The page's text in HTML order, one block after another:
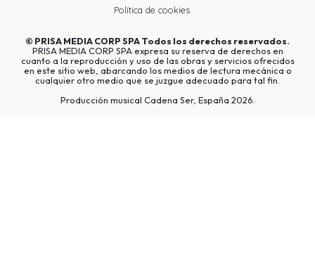
Política de cookies
© PRISA MEDIA CORP SPATodos los derechos reservados.
PRISA MEDIA CORP SPA expresa su reserva de derechos en
cuanto a la reproducción y uso de las obras y servicios ofrecidos
en este sitio web, abarcando los medios de lectura mecánica o
cualquier otro medio que se juzgue adecuado para tal fin.
Producción musical Cadena Ser, España 2026.